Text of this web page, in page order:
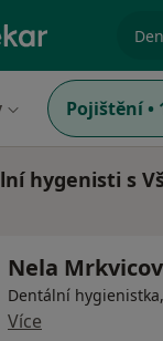
Pojištění •
hygenisti s
Nela
Dentální
Více